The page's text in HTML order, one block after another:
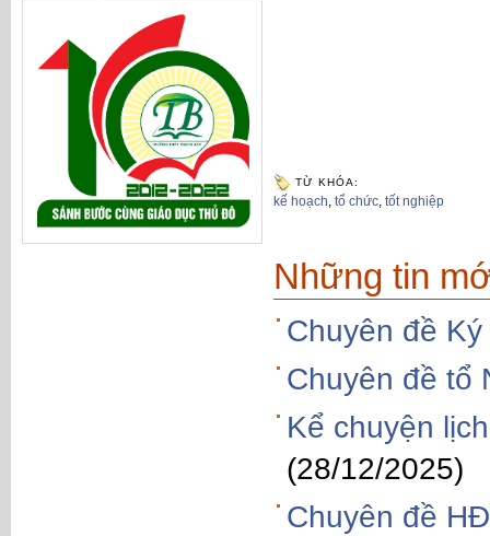
TỪ KHÓA:
kế hoạch, tổ chức, tốt nghiệp
Những tin
Chuyên đề
Chuyên đề tổ
Kể chuyện
(28/12/2025)
Chuyên đề